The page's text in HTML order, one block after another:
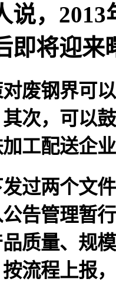
说，
即将迎来
废钢界可
次，可以
工配送企
过两个文
告管理暂
质量、规
流程上报